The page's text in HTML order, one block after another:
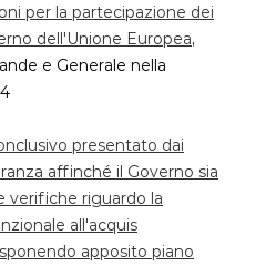
per la partecipazione dei
dell'Unione Europea,
e Generale nella
presentato dai
affinché il Governo sia
verifiche riguardo la
all'acquis
apposito piano